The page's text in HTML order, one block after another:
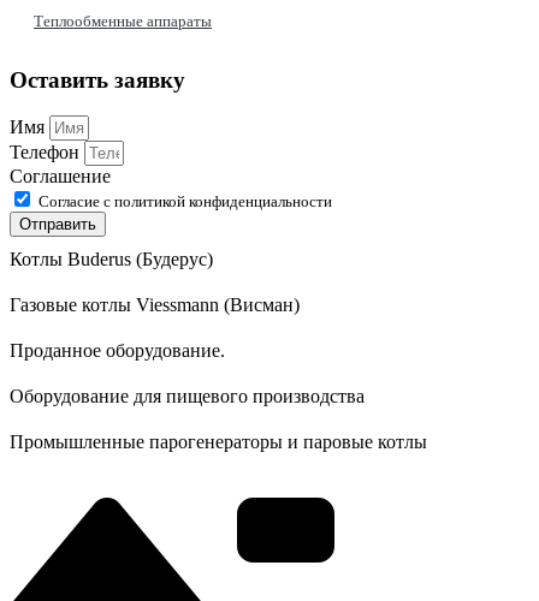
Теплообменные аппараты
Оставить заявку
Имя
Телефон
Соглашение
Согласие с политикой конфиденциальности
Отправить
Котлы Buderus (Будерус)
Газовые котлы Viessmann (Висман)
Проданное оборудование.
Оборудование для пищевого производства
Промышленные парогенераторы и паровые котлы